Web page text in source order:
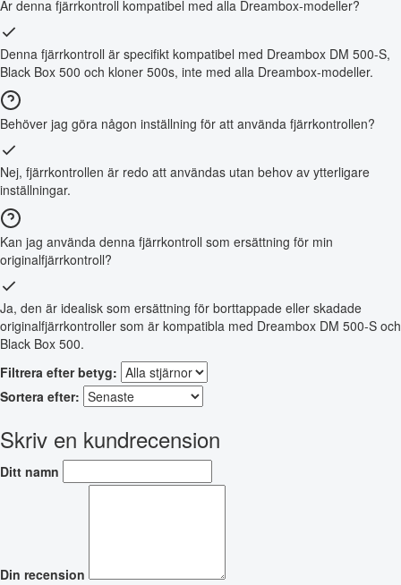
Är denna fjärrkontroll kompatibel med alla Dreambox-modeller?
Denna fjärrkontroll är specifikt kompatibel med Dreambox DM 500-S,
Black Box 500 och kloner 500s, inte med alla Dreambox-modeller.
Behöver jag göra någon inställning för att använda fjärrkontrollen?
Nej, fjärrkontrollen är redo att användas utan behov av ytterligare
inställningar.
Kan jag använda denna fjärrkontroll som ersättning för min
originalfjärrkontroll?
Ja, den är idealisk som ersättning för borttappade eller skadade
originalfjärrkontroller som är kompatibla med Dreambox DM 500-S och
Black Box 500.
Filtrera efter betyg:
Sortera efter:
Skriv en kundrecension
Ditt namn
Din recension